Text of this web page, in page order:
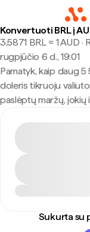
Konvertuoti BRL į
3,5871 BRL ≈ 1 AUD
rugpjūčio 6 d., 19:01
Pamatyk, kaip daug
doleris tikruoju
paslėptų maržų, jokių
Sukurta su